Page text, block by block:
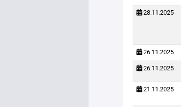
28.11.2025
26.11.2025
26.11.2025
21.11.2025